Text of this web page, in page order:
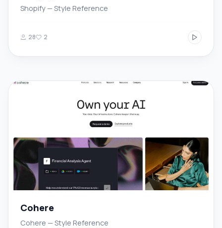
Shopify — Style Reference
28 2
Cohere
Cohere — Style Reference